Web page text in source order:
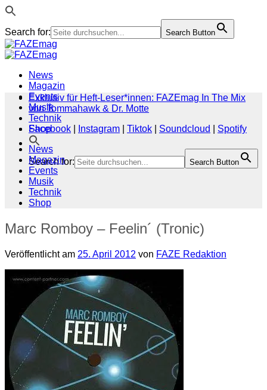
Search for: Search Button
Zum
Inhalt
News
Magazin
Events
Musik
Technik
Shop
Search for: Search Button
Exklusiv für Heft-Leser*innen: FAZEmag In The Mix
von Tommahawk & Dr. Motte
Facebook
Instagram Tiktok Soundcloud
Spotify
News
Magazin
Events
Musik
Technik
Shop
Marc Romboy – Feelin´ (Tronic)
Veröffentlicht am 25. April 2012 von FAZE Redaktion